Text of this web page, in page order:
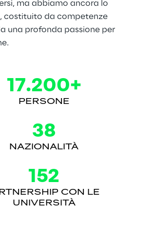
ma abbiamo ancora lo
costituito da competenze
una profonda passione per
17.200+
PERSONE
38
NAZIONALITÀ
152
CON LE
UNIVERSITÀ